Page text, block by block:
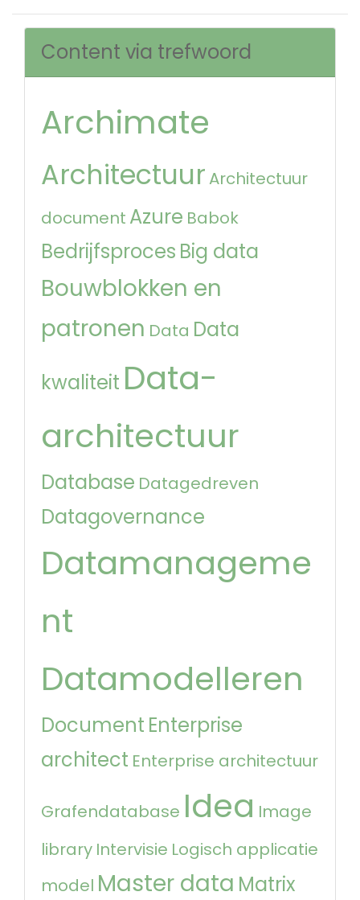
Content via trefwoord
Archimate
Architectuur Architectuur
document Azure Babok
Bedrijfsproces Big data
Bouwblokken en
patronen Data Data
kwaliteit Data-
architectuur
Database Datagedreven
Datagovernance
Datamanageme
nt
Datamodelleren
Document Enterprise
architect Enterprise architectuur
Grafendatabase Idea Image
library Intervisie Logisch applicatie
model Master data Matrix